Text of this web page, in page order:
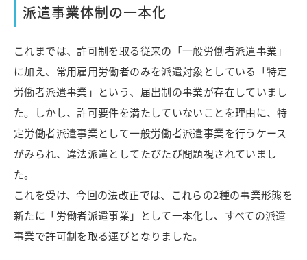
派遣事業体制の一本化
これまでは、許可制を取る従来の「一般労働者派遣事業」
に加え、常用雇用労働者のみを派遣対象としている「特定
労働者派遣事業」という、届出制の事業が存在していまし
た。しかし、許可要件を満たしていないことを理由に、特
定労働者派遣事業として一般労働者派遣事業を行うケース
がみられ、違法派遣としてたびたび問題視されていまし
た。
これを受け、今回の法改正では、これらの2種の事業形態を
新たに「労働者派遣事業」として一本化し、すべての派遣
事業で許可制を取る運びとなりました。